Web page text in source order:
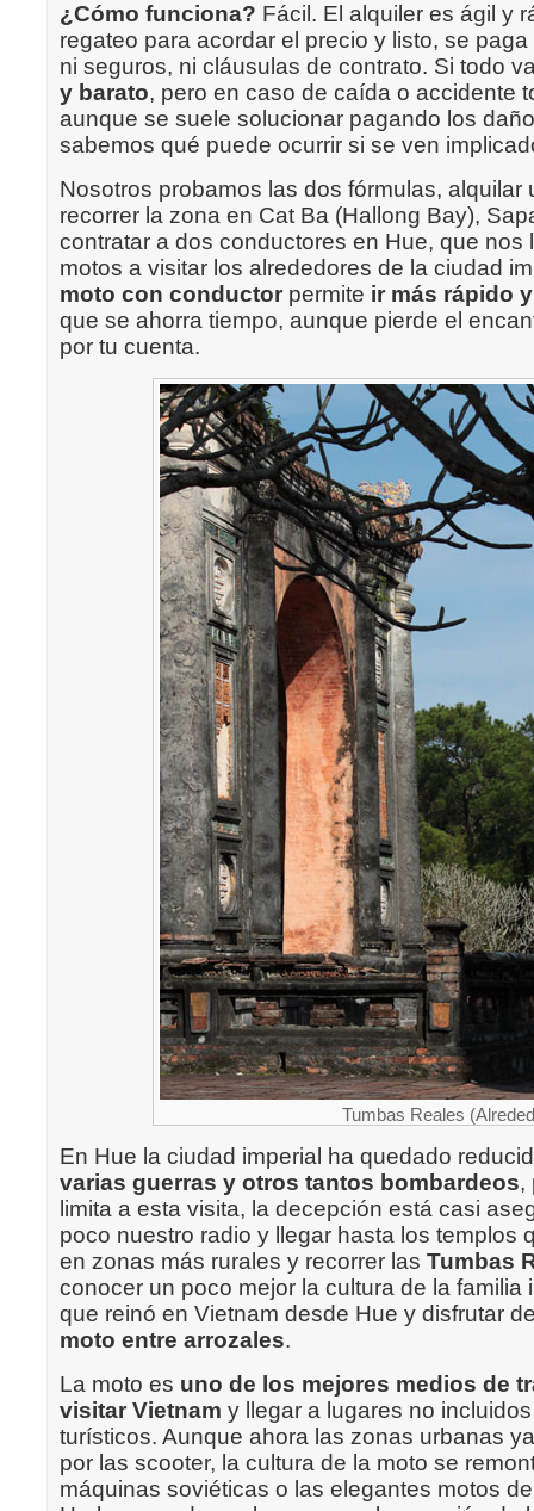
¿Cómo funciona? Fácil. El alquiler es ágil y
regateo para acordar el precio y listo, se
ni seguros, ni cláusulas de contrato. Si todo
y barato, pero en caso de caída o accidente
aunque se suele solucionar pagando los
sabemos qué puede ocurrir si se ven
Nosotros probamos las dos fórmulas, alquilar
recorrer la zona en Cat Ba (Hallong Bay),
contratar a dos conductores en Hue, que nos
motos a visitar los alrededores de la ciudad
moto con conductor permite ir más rápido
que se ahorra tiempo, aunque pierde el
por tu cuenta.
Tumbas Reales
En Hue la ciudad imperial ha quedado
varias guerras y otros tantos bombardeos,
limita a esta visita, la decepción está casi
poco nuestro radio y llegar hasta los templos
en zonas más rurales y recorrer las Tumbas
conocer un poco mejor la cultura de la familia
que reinó en Vietnam desde Hue y disfrutar
moto entre arrozales.
La moto es uno de los mejores medios de
visitar Vietnam y llegar a lugares no
turísticos. Aunque ahora las zonas urbanas
por las scooter, la cultura de la moto se
máquinas soviéticas o las elegantes motos